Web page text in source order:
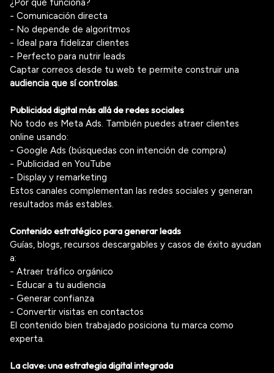
¿Por qué funciona?
- Comunicación directa
- No depende de algoritmos
- Ideal para fidelizar clientes
- Perfecto para nutrir leads
Captar correos desde tu web te permite construir una
audiencia que sí controlas.
Publicidad digital más allá de redes sociales
No todo es Meta Ads. También puedes atraer clientes
online usando:
- Google Ads (búsquedas con intención de compra)
- Publicidad en YouTube
- Display y remarketing
Estos canales complementan las redes sociales y generan
resultados más estables.
Contenido estratégico para generar leads
Guías, blogs, recursos descargables y casos de éxito ayudan
a:
- Atraer tráfico orgánico
- Educar a tu audiencia
- Generar confianza
- Convertir visitas en contactos
El contenido bien trabajado posiciona tu marca como
experta.
La clave: una estrategia digital integrada